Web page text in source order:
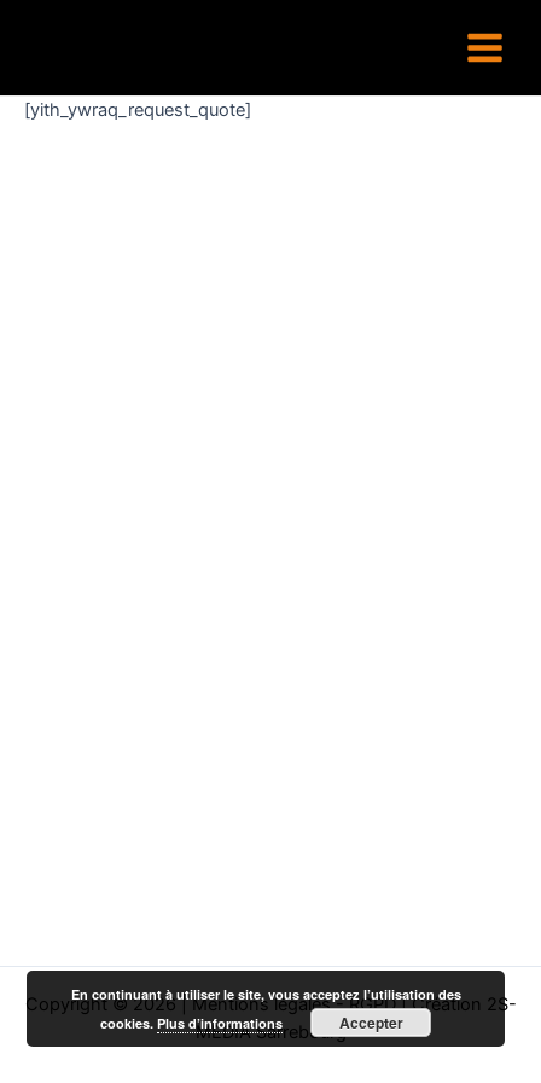
Menu
[yith_ywraq_request_quote]
Copyright © 2026 |Mentions légales - RGPD|Création 2S-
MEDIA Sarrebourg
En continuant à utiliser le site, vous acceptez l’utilisation des
cookies.Plus d’informations Accepter